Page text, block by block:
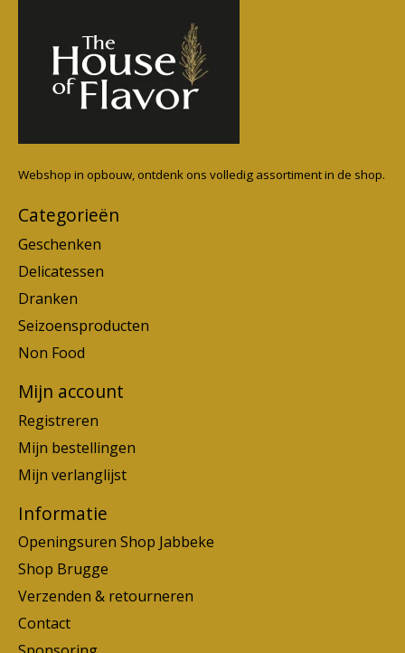
Webshop in opbouw, ontdenk ons volledig assortiment in de shop.
Categorieën
Geschenken
Delicatessen
Dranken
Seizoensproducten
Non Food
Mijn account
Registreren
Mijn bestellingen
Mijn verlanglijst
Informatie
Openingsuren Shop Jabbeke
Shop Brugge
Verzenden & retourneren
Contact